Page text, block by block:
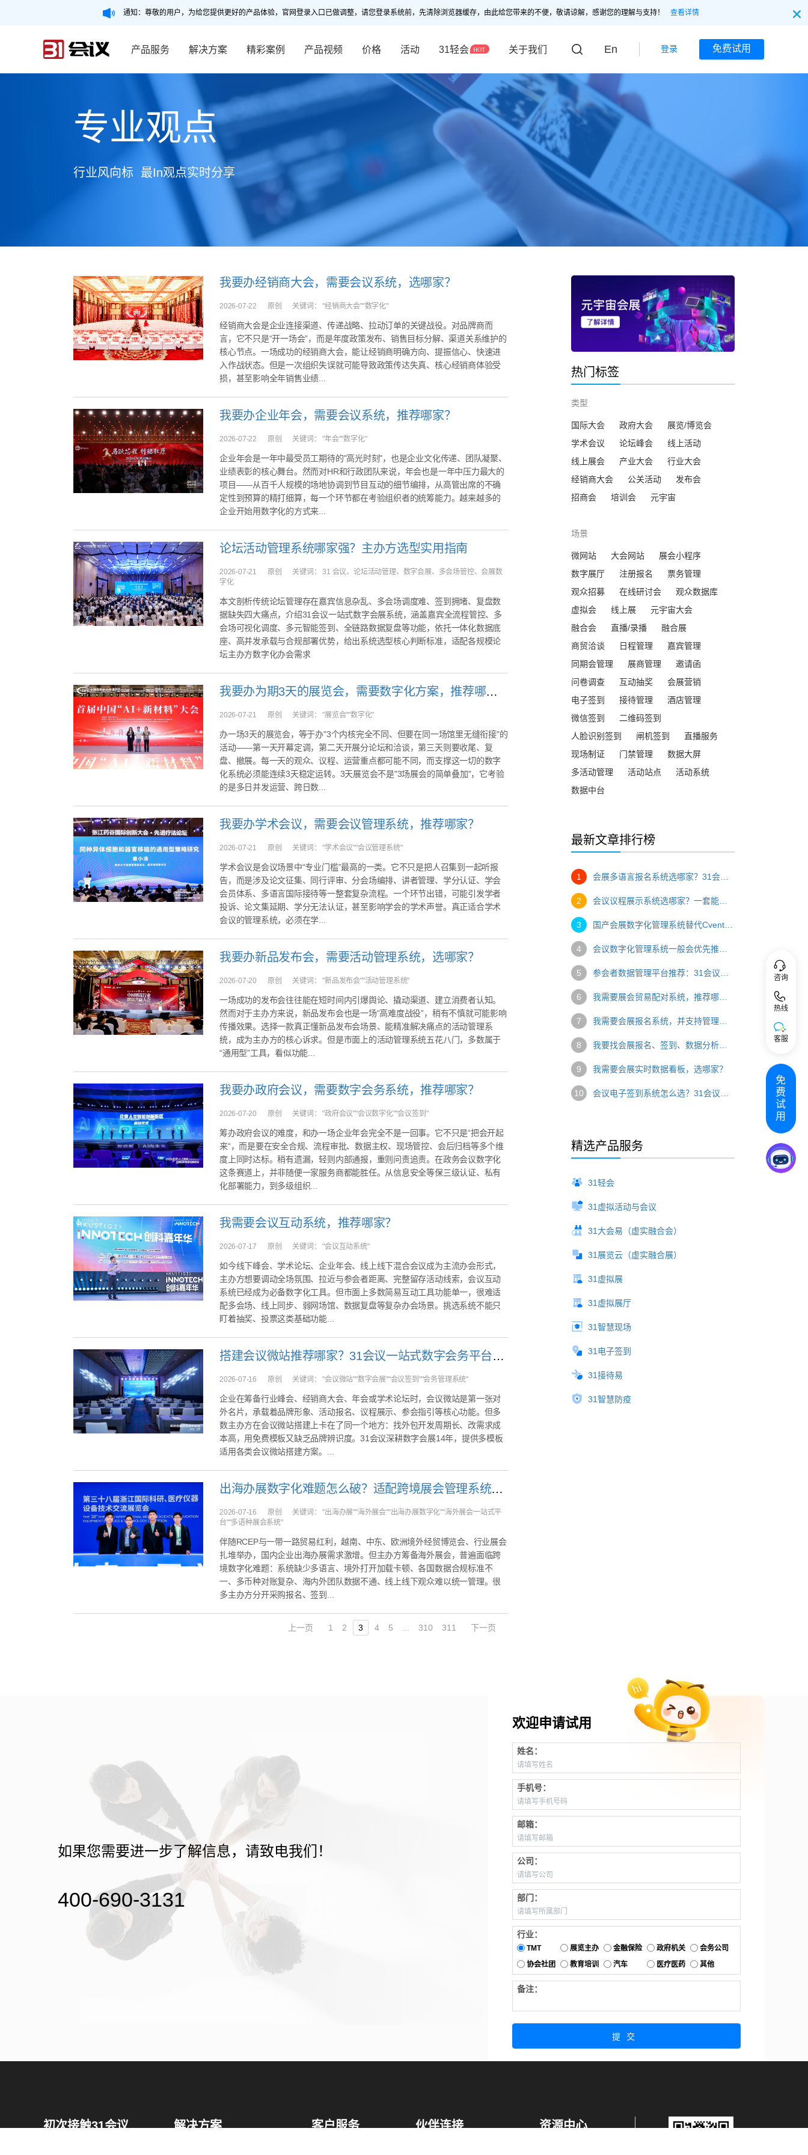
通知：尊敬的用户，为给您提供更好的产品体验，官网登录入口已做调整，请您登录系统前，先清除浏览器缓存，由此给您带来的不便，敬请谅解，感谢您的理解与支持！ 查看详情
产品服务 解决方案 精彩案例 产品视频 价格 活动 31轻会 关于我们 En 登录 免费试用
专业观点
行业风向标 最In观点实时分享
我要办经销商大会，需要会议系统，选哪家？
2026-07-22 原创 关键词："经销商大会""数字化"
经销商大会是企业连接渠道、传递战略、拉动订单的关键战役。对品牌商而
言，它不只是“开一场会”，而是年度政策发布、销售目标分解、渠道关系维护的
核心节点。一场成功的经销商大会，能让经销商明确方向、提振信心、快速进
入作战状态。但是一次组织失误就可能导致政策传达失真、核心经销商体验受
损，甚至影响全年销售业绩...
我要办企业年会，需要会议系统，推荐哪家？
2026-07-22 原创 关键词："年会""数字化"
企业年会是一年中最受员工期待的"高光时刻"，也是企业文化传递、团队凝聚、
业绩表彰的核心舞台。然而对HR和行政团队来说，年会也是一年中压力最大的
项目——从百千人规模的场地协调到节目互动的细节编排，从高管出席的不确
定性到预算的精打细算，每一个环节都在考验组织者的统筹能力。越来越多的
企业开始用数字化的方式来...
论坛活动管理系统哪家强？主办方选型实用指南
2026-07-21 原创 关键词：31 会议、论坛活动管理、数字会展、多会场管控、会展数
字化
本文剖析传统论坛管理存在嘉宾信息杂乱、多会场调度难、签到拥堵、复盘数
据缺失四大痛点，介绍31会议一站式数字会展系统，涵盖嘉宾全流程管控、多
会场可视化调度、多元智能签到、全链路数据复盘等功能，依托一体化数据底
座、高并发承载与合规部署优势，给出系统选型核心判断标准，适配各规模论
坛主办方数字化办会需求
我要办为期3天的展览会，需要数字化方案，推荐哪家？
2026-07-21 原创 关键词："展览会""数字化"
办一场3天的展览会，等于办"3个内核完全不同、但要在同一场馆里无缝衔接"的
活动——第一天开幕定调，第二天开展分论坛和洽谈，第三天则要收尾、复
盘、撤展。每一天的观众、议程、运营重点都可能不同，而支撑这一切的数字
化系统必须能连续3天稳定运转。3天展览会不是"3场展会的简单叠加"，它考验
的是多日并发运营、跨日数...
我要办学术会议，需要会议管理系统，推荐哪家？
2026-07-21 原创 关键词："学术会议""会议管理系统"
学术会议是会议场景中“专业门槛”最高的一类。它不只是把人召集到一起听报
告，而是涉及论文征集、同行评审、分会场编排、讲者管理、学分认证、学会
会员体系、多语言国际接待等一整套复杂流程。一个环节出错，可能引发学者
投诉、论文集延期、学分无法认证，甚至影响学会的学术声誉。真正适合学术
会议的管理系统，必须在学...
我要办新品发布会，需要活动管理系统，选哪家？
2026-07-20 原创 关键词："新品发布会""活动管理系统"
一场成功的发布会往往能在短时间内引爆舆论、撬动渠道、建立消费者认知。
然而对于主办方来说，新品发布会也是一场“高难度战役”，稍有不慎就可能影响
传播效果。选择一款真正懂新品发布会场景、能精准解决痛点的活动管理系
统，成为主办方的核心诉求。但是市面上的活动管理系统五花八门，多数属于
“通用型”工具，看似功能...
我要办政府会议，需要数字会务系统，推荐哪家？
2026-07-20 原创 关键词："政府会议""会议数字化""会议签到"
筹办政府会议的难度，和办一场企业年会完全不是一回事。它不只是“把会开起
来“，而是要在安全合规、流程审批、数据主权、现场管控、会后归档等多个维
度上同时达标。稍有遗漏，轻则内部通报，重则问责追责。在政务会议数字化
这条赛道上，并非随便一家服务商都能胜任。从信息安全等保三级认证、私有
化部署能力，到多级组织...
我需要会议互动系统，推荐哪家？
2026-07-17 原创 关键词："会议互动系统"
如今线下峰会、学术论坛、企业年会、线上线下混合会议成为主流办会形式，
主办方想要调动全场氛围、拉近与参会者距离、完整留存活动线索，会议互动
系统已经成为必备数字化工具。但市面上多数简易互动工具功能单一，很难适
配多会场、线上同步、弱网场馆、数据复盘等复杂办会场景。挑选系统不能只
盯着抽奖、投票这类基础功能...
搭建会议微站推荐哪家？31会议一站式数字会务平台让活动门户从搭建到管理一站搞定
2026-07-16 原创 关键词："会议微站""数字会展""会议签到""会务管理系统"
企业在筹备行业峰会、经销商大会、年会或学术论坛时，会议微站是第一张对
外名片，承载着品牌形象、活动报名、议程展示、参会指引等核心功能。但多
数主办方在会议微站搭建上卡在了同一个地方：找外包开发周期长、改需求成
本高，用免费模板又缺乏品牌辨识度。31会议深耕数字会展14年，提供多模板
适用各类会议微站搭建方案。...
出海办展数字化难题怎么破？适配跨境展会管理系统推荐
2026-07-16 原创 关键词："出海办展""海外展会""出海办展数字化""海外展会一站式平
台""多语种展会系统"
伴随RCEP与一带一路贸易红利，越南、中东、欧洲境外经贸博览会、行业展会
扎堆举办，国内企业出海办展需求激增。但主办方筹备海外展会，普遍面临跨
境数字化难题：系统缺少多语言、境外打开加载卡顿、各国数据合规标准不
一、多币种对账复杂、海内外团队数据不通、线上线下观众难以统一管理。很
多主办方分开采购报名、签到...
上一页 1 2 3 4 5 310 311 下一页
热门标签
类型
国际大会 政府大会
展览/博览会
学术会议
论坛峰会
线上活动
线上展会
产业大会
行业大会
经销商大会
公关活动
发布会
招商会
培训会 元宇宙
场景
微网站 大会网站
展会小程序
数字展厅
注册报名
票务管理
观众招募
在线研讨会
观众数据库
虚拟会
线上展
元宇宙大会
融合会
直播/录播
融合展
商贸洽谈
日程管理
嘉宾管理
同期会管理
展商管理
邀请函
问卷调查
互动抽奖
会展营销
电子签到
接待管理
酒店管理
微信签到
二维码签到
人脸识别签到
闸机签到
直播服务
现场制证
门禁管理
数据大屏
多活动管理
活动站点
活动系统
数据中台
最新文章排行榜
1
2
3
4
5
6
7
8
9 我需要会展实时数据看板，选哪家？
10
精选产品服务
31轻会
31虚拟活动与会议
31大会易（虚实融合会）
31展览云（虚实融合展）
31虚拟展
31虚拟展厅
31智慧现场
31电子签到
31接待易
31智慧防疫
如果您需要进一步了解信息，请致电我们！
400-690-3131
欢迎申请试用
姓名：
手机号：
邮箱：
公司：
部门：
行业：
TMT 展览主办 金融保险 政府机关
会务公司
协会社团
教育培训 汽车 医疗医药 其他
备注：
提交
初次接触31会议 解决方案 客户服务 伙伴连接 资源中心
咨询
热线
客服
免
费
试
用